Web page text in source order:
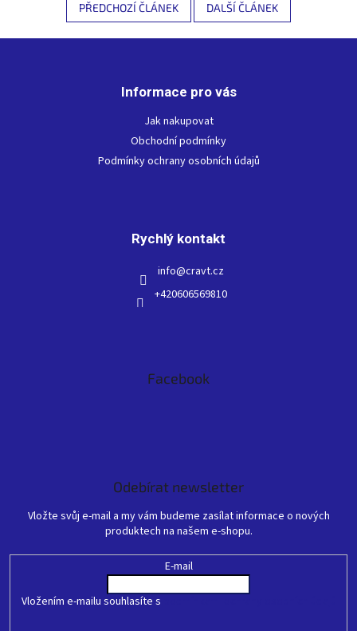
PŘEDCHOZÍ ČLÁNEK DALŠÍ ČLÁNEK
Informace pro vás
Jak nakupovat
Obchodní podmínky
Podmínky ochrany osobních údajů
Rychlý kontakt
info@cravt.cz
+420606569810
Facebook
Odebírat newsletter
Vložte svůj e-mail a my vám budeme zasílat informace o nových
produktech na našem e-shopu.
E-mail
Vložením e-mailu souhlasíte s